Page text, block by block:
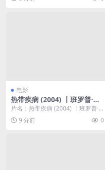
电影
热带疾病 (2004) 丨班罗普·洛
罗伊 / 萨卡达·卡温巴迪主演丨
剧情 / 爱情丨泰国电影丨[戛
纳]主竞赛单元 金棕榈奖 提名
片名：热带疾病 (2004) 丨班罗普·
洛罗伊 / 萨卡达·卡温巴迪主演丨剧
情 ...9 分前 0